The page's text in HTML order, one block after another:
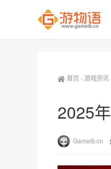
首页 -游戏资讯
2025
Gameib.cn